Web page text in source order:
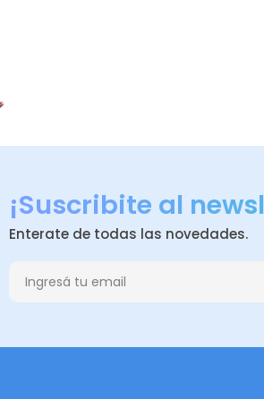
¡Suscribite al
Enterate de todas las novedades.